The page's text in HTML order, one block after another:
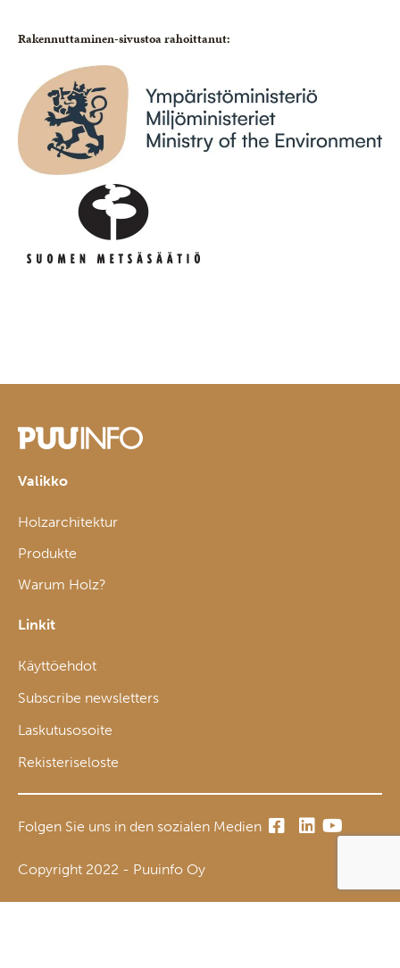
Rakennuttaminen-sivustoa rahoittanut:
Valikko
Holzarchitektur
Produkte
Warum Holz?
Linkit
Käyttöehdot
Subscribe newsletters
Laskutusosoite
Rekisteriseloste
Folgen Sie uns in den sozialen Medien
Copyright 2022 - Puuinfo Oy